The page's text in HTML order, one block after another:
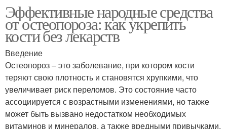
Эффективные народные средства
от остеопороза: как укрепить
кости без лекарств
Введение
Остеопороз – это заболевание, при котором кости
теряют свою плотность и становятся хрупкими, что
увеличивает риск переломов. Это состояние часто
ассоциируется с возрастными изменениями, но также
может быть вызвано недостатком необходимых
витаминов и минералов, а также вредными привычками.